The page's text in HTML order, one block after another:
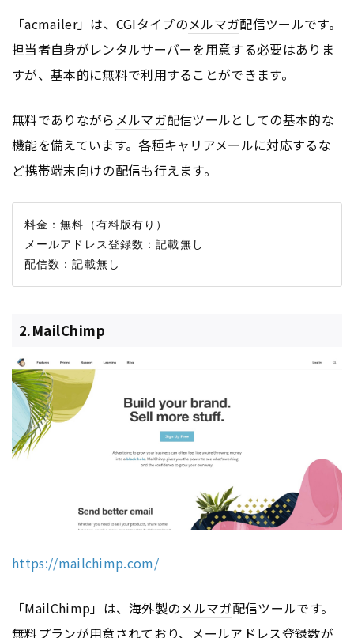
「acmailer」は、CGIタイプのメルマガ配信ツールです。
担当者自身がレンタルサーバーを用意する必要はありま
すが、基本的に無料で利用することができます。
無料でありながら メルマガ配信ツールとしての基本的な
機能を備えています。各種キャリアメールに対応するな
ど携帯端末向けの配信も行えます。
料金：無料（有料版有り）
メールアドレス登録数：記載無し
2.MailChimp
https://mailchimp.com/
「MailChimp」は、海外製のメルマガ配信ツールです。
無料プランが用意されており、メールアドレス登録数が